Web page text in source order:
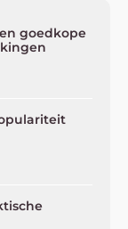
goedkope